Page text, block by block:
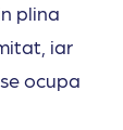
plina
iar
ocupa